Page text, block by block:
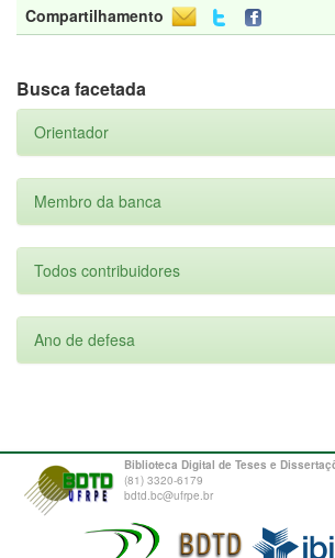
Compartilhamento
Busca facetada
Orientador
Membro da banca
Todos contribuidores
Ano de defesa
Biblioteca Digital de Teses e
(81) 3320-6179
bdtd.bc@ufrpe.br